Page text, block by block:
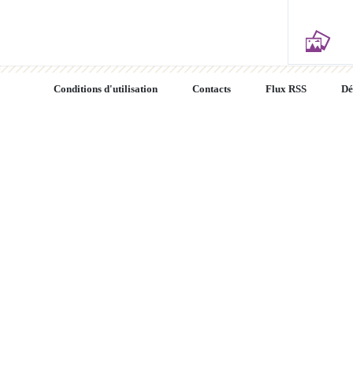
Conditions d'utilisation Contacts Flux RSS